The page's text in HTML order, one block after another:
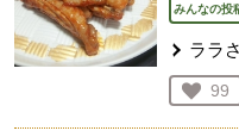
みんなの投
ララ
お
99